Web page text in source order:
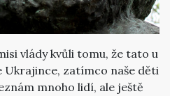
vlády kvůli tomu, že tato u
zatímco naše děti
mnoho lidí, ale ještě